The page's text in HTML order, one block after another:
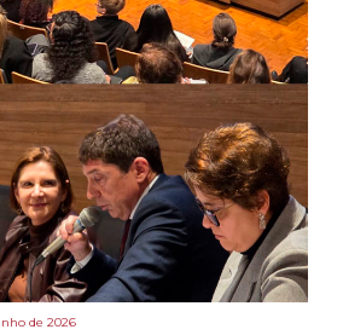
de 2026